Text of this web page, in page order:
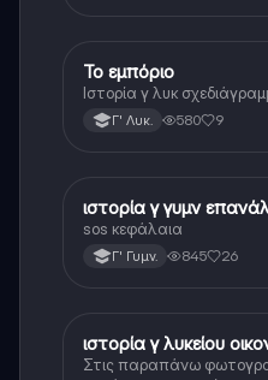
Ιστορία
Το εμπόριο
Ιστορία γ λυκ
Γ' Λυκ. 580 9
Ιστορία
ιστορία γ γυμν
sos κεφάλαια
Γ' Γυμν. 845 26
Ιστορία
ιστορία γ λυκείου
Στις παραπάνω